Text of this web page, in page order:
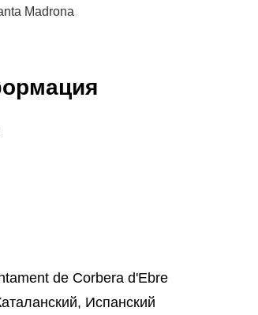
Madrona
de Corbera d'Ebre
Испанский